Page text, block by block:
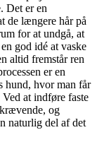
Det er en
de længere hår på
for at undgå, at
god idé at vaske
altid fremstår ren
er en
hund, hvor man får
at indføre faste
og
naturlig del af det